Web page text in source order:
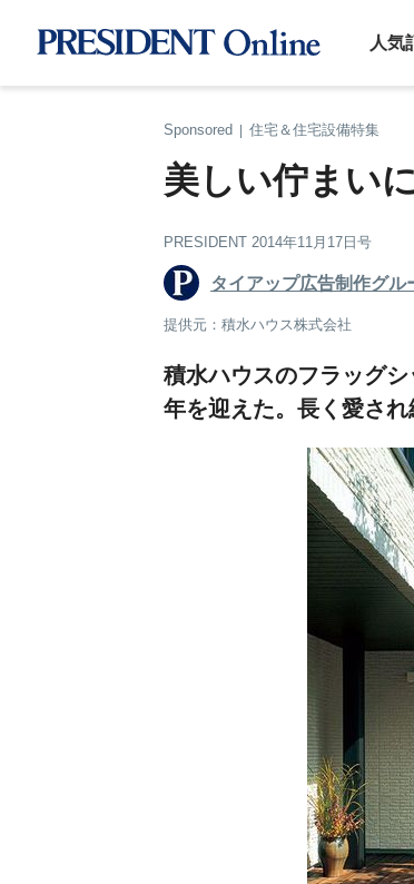
人気
Sponsored | 住宅＆住宅設備特集
美しい佇まい
PRESIDENT 2014年11月17日号
タイアップ広告制作グル
提供元：積水ハウス株式会社
積水ハウスのフラッグ
年を迎えた。長く愛され